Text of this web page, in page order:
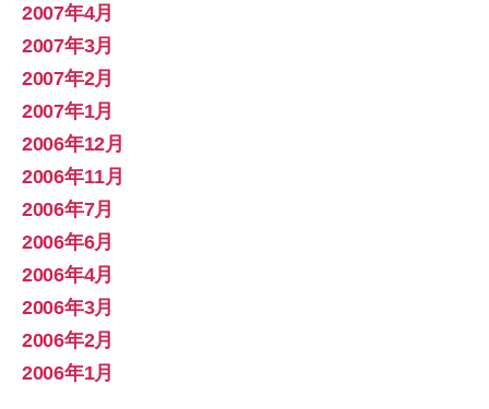
2007年4月
2007年3月
2007年2月
2007年1月
2006年12月
2006年11月
2006年7月
2006年6月
2006年4月
2006年3月
2006年2月
2006年1月